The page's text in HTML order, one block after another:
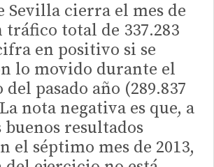
Sevilla cierra el mes de
total de 337.283
en positivo si se
lo movido durante el
pasado año (289.837
nota negativa es que, a
buenos resultados
el séptimo mes de 2013,